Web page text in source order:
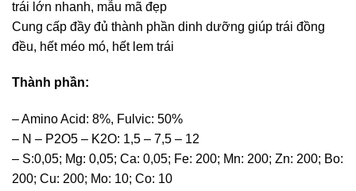
trái lớn nhanh, mẫu mã đẹp
Cung cấp đầy đủ thành phần dinh dưỡng giúp trái đồng
đều, hết méo mó, hết lem trái
Thành phần:
– Amino Acid: 8%, Fulvic: 50%
– N – P2O5 – K2O: 1,5 – 7,5 – 12
– S:0,05; Mg: 0,05; Ca: 0,05; Fe: 200; Mn: 200; Zn: 200; Bo:
200; Cu: 200; Mo: 10; Co: 10